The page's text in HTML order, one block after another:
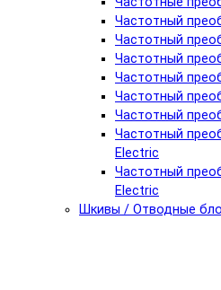
Частотный
Частотный
Частотный
Частотный
Частотный
Частотный
Частотный
Electric
Частотный
Electric
Шкивы / Отводные